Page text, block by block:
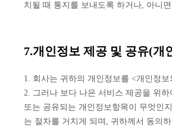
치될 때 통지를 보내도록 하거나, 아니
7.개인정보 제공 및 공유(개
1. 회사는 귀하의 개인정보를 <개인정
2. 그러나 보다 나은 서비스 제공을 위
또는 공유되는 개인정보항목이 무엇인
는 절차를 거치게 되며, 귀하께서 동의